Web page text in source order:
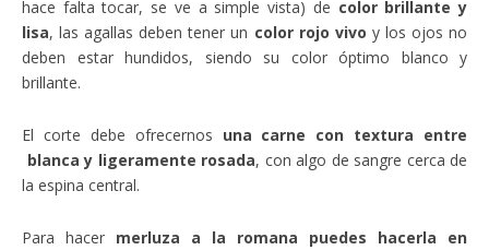
hace falta tocar, se ve a simple vista) de color brillante y
lisa, las agallas deben tener un color rojo vivo y los ojos no
deben estar hundidos, siendo su color óptimo blanco y
brillante.
El corte debe ofrecernos una carne con textura entre
blanca y ligeramente rosada, con algo de sangre cerca de
la espina central.
Para hacer merluza a la romana puedes hacerla en